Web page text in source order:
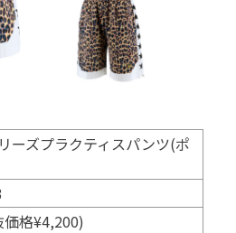
ーズプラクティスパンツ(ポ
格¥4,200)